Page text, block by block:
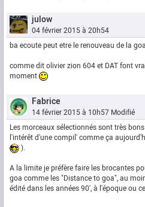
julow
04 février 2015 à 20h54
ba ecoute peut etre le renouveau de la
comme dit olivier zion 604 et DAT font
moment
Fabrice
14 février 2015 à 10h57 Modifié
Les morceaux sélectionnés sont très
l'intérêt d'une compil' comme ça
).
A la limite je préfère faire les brocantes
goa comme les "Distance to goa", au
édité dans les années 90', à l'époque ou